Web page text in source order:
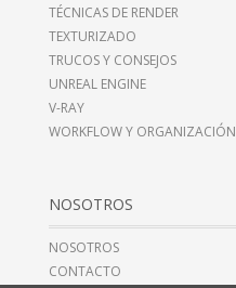
TÉCNICAS DE RENDER
TEXTURIZADO
TRUCOS Y CONSEJOS
UNREAL ENGINE
V-RAY
WORKFLOW Y ORGANIZACIÓN
NOSOTROS
NOSOTROS
CONTACTO